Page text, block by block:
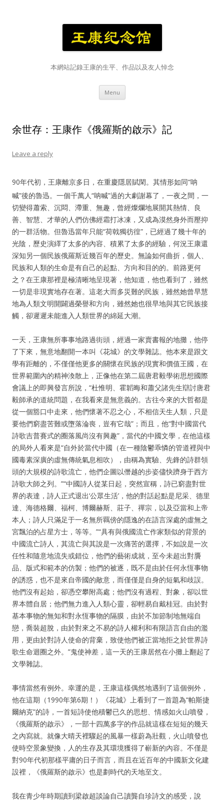
本網站記錄王康的生平、作品以及友人悼念
Menu Skip
content
余世存：王康作《俄羅斯的啟示》記
Leave a reply
90年代初，王康離京多日，在重慶隱居賦閑。其情形如同“呐
喊”後的魯迅。一個千萬人“呐喊”過的大劇謝幕了，一夜之間，一
切變得蕭索、沉悶、滯重、無趣，曾經燦爛地展開其熱情、良
善、智慧、才華的人們仿佛經霜打冰凍，又成為漠然身外而壓抑
的一群活物。但魯迅當年只能“荷戟獨彷徨”，已經過了幾十年的
光陰，歷史演繹了太多的內容、積累了太多的經驗，何況王康還
深知另一個民族俄羅斯近幾百年的歷史。無論如何曲折，個人、
民族和人類的生命是有自己的起點、方向和目的的。前路更何
之？在王康那裡是極清晰地呈現著，他知道，他也看到了，雖然
一切是非現實地存在著。這老大而多災難的民族，雖然她曾早慧
地為人類文明開闢過榮譽和方向，雖然她也很早地與其它民族接
觸，卻遲遲未能進入人類世界的綿延大潮。
一天，王康無所事事地路過街頭，經過一家賣書報的地攤，他停
了下來，無意地翻開一本叫《花城》的文學雜誌。他本來是跟文
學有距離的，不僅僅他更多的關懷在民族的現實和價值王國，在
世界範圍內的精神渙散上，正像他在第二屆唐君毅學術思想國際
會議上的即興發言所說，“杜惟明、霍韜晦和蕭父諸先生辯討唐君
毅師承的道統問題，在我看來是無意義的。古往今來的大哲都是
從一個豁口中走來，他們懷著不忍之心，不相信天生人類，只是
要他們窮盡苦難或墮落淪喪，豈有它哉”；而且，他“對中國當代
詩歌吉普賽式的圈落風尚沒有興趣”，當代的中國文學，在他這樣
的局外人看來是“自外於當代中國（在一種陰鬱乖憐的管道裡與中
國毒素深廣的虛無傳統氣息相吹），由稱為實驗、先鋒的詩群領
頭的大規模的詩歌流亡，他們企圖以僭越的步姿儘快躋身于西方
詩歌大師之列。”“中國詩人從某日起，突然宣稱，詩已窮盡對世
界的表達，詩人正式退出‘公眾生活’，他的對話起點是尼采、德里
達、海德格爾、福柯、博爾赫斯、莊子、禪宗，以及亞當和上帝
本人；詩人只滿足于一名無所羈傍的隱逸的在語言深處的虛無之
宮飄泊的占星方士，等等。”“具有與俄國流亡作家類似的背景的
中國流亡詩人，其流亡與其說是一次痛苦的選擇，不如說是一次
任性和隨意地流失或錯位，他們的藝術成就，至今未超出對贗
品、版式和範本的仿製；他們的被逐，既不是由於任何永恆事物
的誘惑，也不是來自帝國的敵意，而僅僅是自身的短氣和歧誤。
他們沒有起始，卻憑空攀附高處；他們沒有過程、對象，卻以世
界本體自居；他們無力進入人類心靈，卻輕易自戴桂冠。由於對
基本事物的無知和對永恆事物的隔膜，由於不加節制地無端自
戀，喬裝超脫，由於對來之不易的詩人權利和有限語言自由的濫
用，更由於對詩人使命的背棄，致使他們被正當地拒之於世界詩
歌生命迴圈之外。”鬼使神差，這一天的王康居然在小攤上翻起了
文學雜誌。
事情當然有例外。幸運的是，王康這樣偶然地遇到了這個例外，
他在這期（1990年第6期！）《花城》上看到了一首題為“帕斯捷
爾納克”的詩，一首短詩使他積鬱已久的思想、情感如火山噴發，
《俄羅斯的啟示》，一部十四萬多字的作品就這樣在短短的幾天
之內寫就。就像大晴天裡驟起的風暴一樣蔚為壯觀，火山噴發也
使時空景象變換，人的生存及其環境獲得了嶄新的內容。不僅是
對90年代初那樣平庸的日子而言，而且在近百年的中國新文化建
設裡，《俄羅斯的啟示》也是劃時代的天地至文。
我在青少年時期讀到梁啟超談論自己讀龔自珍詩文的感受，說